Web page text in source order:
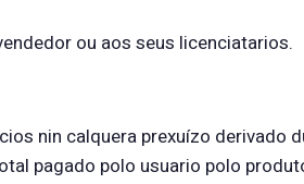
ou aos seus licenciatarios.
nin calquera prexuízo derivado
pagado polo usuario polo